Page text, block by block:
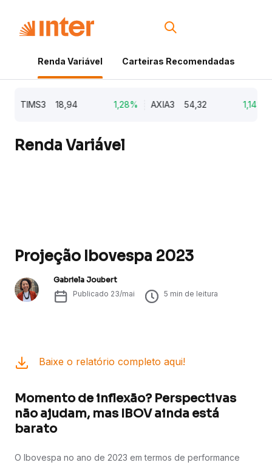
Renda Variável Carteiras Recomendadas
TIMS3 18,94 1,28% AXIA3 54,32 1,14%
Renda Variável
Projeção Ibovespa 2023
Gabriela Joubert
Publicado 23/mai 5 min de leitura
Baixe o relatório completo aqui!
Momento de inflexão? Perspectivas
não ajudam, mas IBOV ainda está
barato
O Ibovespa no ano de 2023 em termos de performance